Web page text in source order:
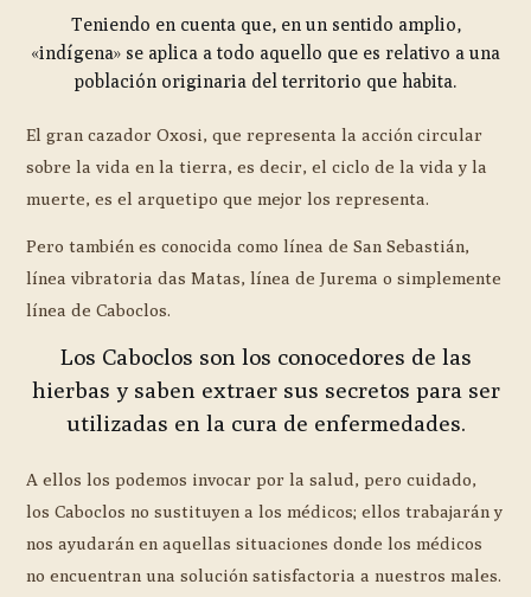
Teniendo en cuenta que, en un sentido amplio,
«indígena» se aplica a todo aquello que es relativo a una
población originaria del territorio que habita.
El gran cazador Oxosi, que representa la acción circular
sobre la vida en la tierra, es decir, el ciclo de la vida y la
muerte, es el arquetipo que mejor los representa.
Pero también es conocida como línea de San Sebastián,
línea vibratoria das Matas, línea de Jurema o simplemente
línea de Caboclos.
Los Caboclos son los conocedores de las
hierbas y saben extraer sus secretos para ser
utilizadas en la cura de enfermedades.
A ellos los podemos invocar por la salud, pero cuidado,
los Caboclos no sustituyen a los médicos; ellos trabajarán y
nos ayudarán en aquellas situaciones donde los médicos
no encuentran una solución satisfactoria a nuestros males.